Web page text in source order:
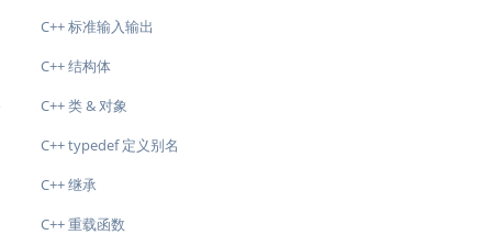
C++ 标准输入输出
C++ 结构体
C++ 类 & 对象
C++ typedef 定义别名
C++ 继承
C++ 重载函数